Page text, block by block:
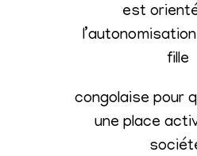
est
fille
congolaise pour
une place